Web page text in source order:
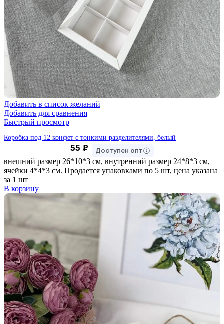
Добавить в список желаний
Добавить для сравнения
Быстрый просмотр
Коробка под 12 конфет с тонкими разделителями, белый
55 ₽ Доступен опт
внешний размер 26*10*3 см, внутренний размер 24*8*3 см,
ячейки 4*4*3 см. Продается упаковками по 5 шт, цена указана
за 1 шт
В корзину